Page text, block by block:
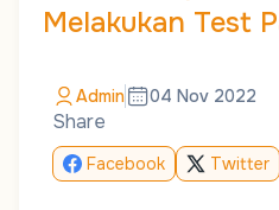
Melakukan Test
Admin 04 Nov 2022
Share
Facebook Twitter